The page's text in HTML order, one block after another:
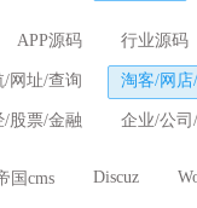
APP源码 行业源码
/网址/查询 淘客/网店
/股票/金融 企业/公司
国cms Discuz